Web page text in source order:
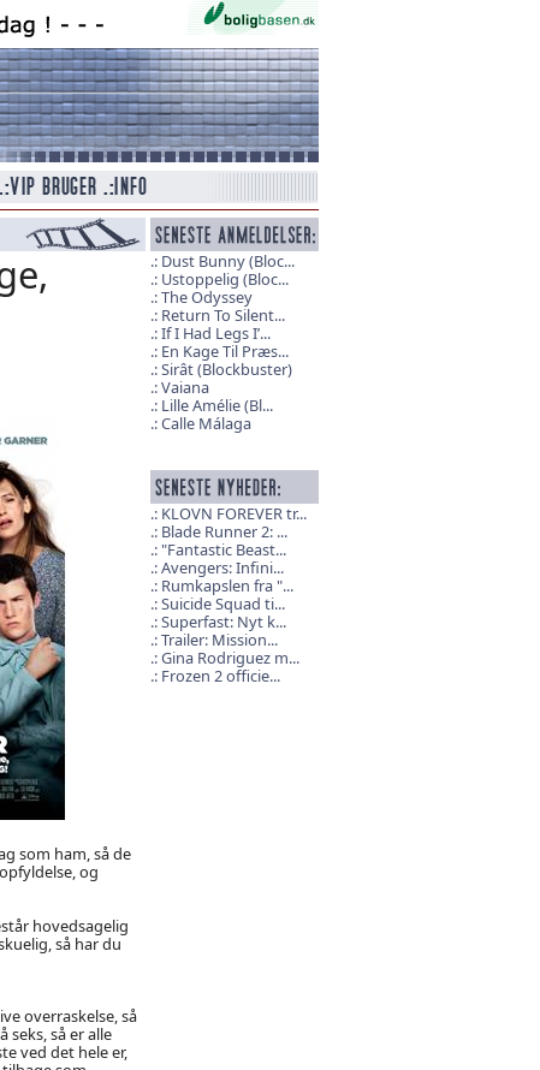
som ham, så de
og
hovedsagelig
så har du
overraskelse, så
så er alle
ved det hele er,
Dust Bunny (Bloc...
Ustoppelig (Bloc...
The Odyssey
Return To Silent...
If I Had Legs I’...
En Kage Til Præs...
Sirât (Blockbuster)
Vaiana
Lille Amélie (Bl...
Calle Málaga
KLOVN FOREVER tr...
Blade Runner 2: ...
"Fantastic Beast...
Avengers: Infini...
Rumkapslen fra "...
Suicide Squad ti...
Superfast: Nyt k...
Trailer: Mission...
Gina Rodriguez m...
Frozen 2 officie...